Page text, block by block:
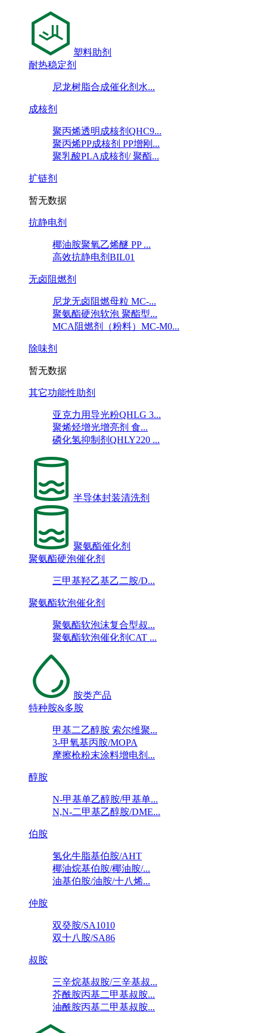
塑料助剂
耐热稳定剂
尼龙树脂合成催化剂水...
成核剂
聚丙烯透明成核剂QHC9...
聚丙烯PP成核剂 PP增刚...
聚乳酸PLA成核剂/ 聚酯...
扩链剂
暂无数据
抗静电剂
椰油胺聚氧乙烯醚 PP ...
高效抗静电剂BIL01
无卤阻燃剂
尼龙无卤阻燃母粒 MC-...
聚氨酯硬泡软泡 聚酯型...
MCA阻燃剂（粉料）MC-M0...
除味剂
暂无数据
其它功能性助剂
亚克力用导光粉QHLG 3...
聚烯烃增光增亮剂 食...
磷化氢抑制剂QHLY220 ...
半导体封装清洗剂
聚氨酯催化剂
聚氨酯硬泡催化剂
三甲基羟乙基乙二胺/D...
聚氨酯软泡催化剂
聚氨酯软泡沫复合型叔...
聚氨酯软泡催化剂CAT ...
胺类产品
特种胺&多胺
甲基二乙醇胺 索尔维聚...
3-甲氧基丙胺/MOPA
摩擦枪粉末涂料增电剂...
醇胺
N-甲基单乙醇胺/甲基单...
N,N-二甲基乙醇胺/DME...
伯胺
氢化牛脂基伯胺/AHT
椰油烷基伯胺/椰油胺/...
油基伯胺/油胺/十八烯...
仲胺
双癸胺/SA1010
双十八胺/SA86
叔胺
三辛烷基叔胺/三辛基叔...
芥酰胺丙基二甲基叔胺...
油酰胺丙基二甲基叔胺...